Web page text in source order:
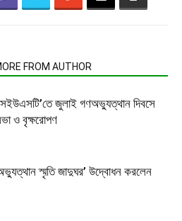
FROM AUTHOR
জুলাই গণঅভ্যুত্থান দিবসে
ও বৃক্ষরোপণ
স্মৃতি জাদুঘর’ উদ্বোধন করলেন